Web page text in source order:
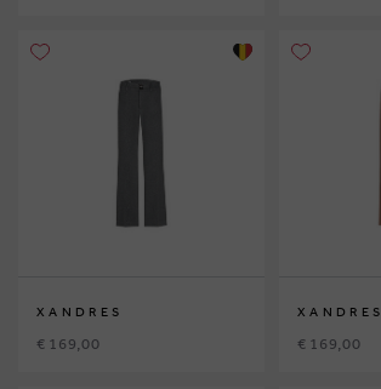
XANDRES
€ 169,00
XANDRES
€ 169,00